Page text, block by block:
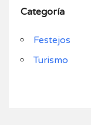
Categoría
Festejos
Turismo